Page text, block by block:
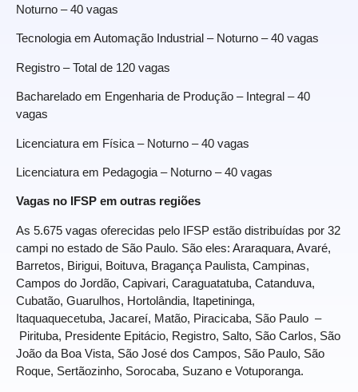
Noturno – 40 vagas
Tecnologia em Automação Industrial – Noturno – 40 vagas
Registro – Total de 120 vagas
Bacharelado em Engenharia de Produção – Integral – 40
vagas
Licenciatura em Física – Noturno – 40 vagas
Licenciatura em Pedagogia – Noturno – 40 vagas
Vagas no IFSP em outras regiões
As 5.675 vagas oferecidas pelo IFSP estão distribuídas por 32
campi no estado de São Paulo. São eles: Araraquara, Avaré,
Barretos, Birigui, Boituva, Bragança Paulista, Campinas,
Campos do Jordão, Capivari, Caraguatatuba, Catanduva,
Cubatão, Guarulhos, Hortolândia, Itapetininga,
Itaquaquecetuba, Jacareí, Matão, Piracicaba, São Paulo –
Pirituba, Presidente Epitácio, Registro, Salto, São Carlos, São
João da Boa Vista, São José dos Campos, São Paulo, São
Roque, Sertãozinho, Sorocaba, Suzano e Votuporanga.